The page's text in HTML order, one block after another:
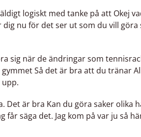
logiskt med tanke på att Okej
nu för det ser ut som du vill göra
sig när de ändringar som
Så det är bra att du tränar
Det är bra Kan du göra saker olika
säga det. Jag kom på var ju så